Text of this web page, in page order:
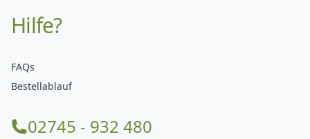
Hilfe?
FAQs
Bestellablauf
02745 - 932 480